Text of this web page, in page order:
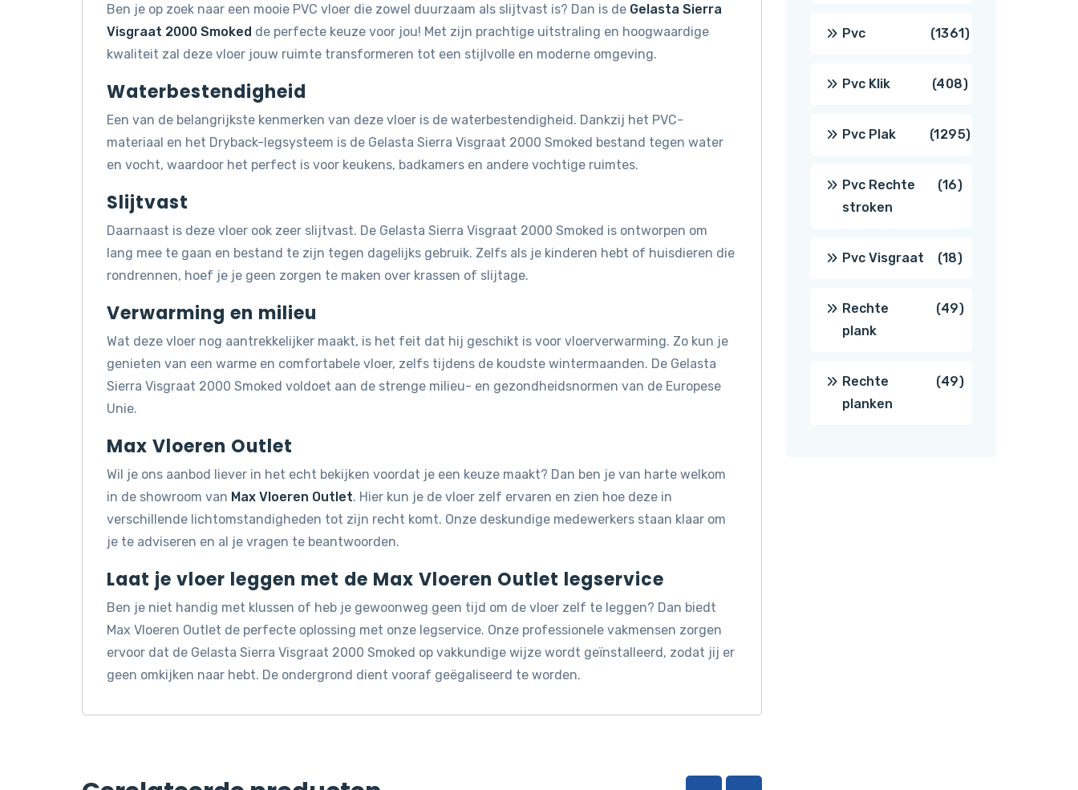
Ben je op zoek naar een mooie PVC vloer die zowel duurzaam als slijtvast is? Dan is de Gelasta Sierra
Visgraat 2000 Smoked de perfecte keuze voor jou! Met zijn prachtige uitstraling en hoogwaardige
kwaliteit zal deze vloer jouw ruimte transformeren tot een stijlvolle en moderne omgeving.
Waterbestendigheid
Een van de belangrijkste kenmerken van deze vloer is de waterbestendigheid. Dankzij het PVC-
materiaal en het Dryback-legsysteem is de Gelasta Sierra Visgraat 2000 Smoked bestand tegen water
en vocht, waardoor het perfect is voor keukens, badkamers en andere vochtige ruimtes.
Slijtvast
Daarnaast is deze vloer ook zeer slijtvast. De Gelasta Sierra Visgraat 2000 Smoked is ontworpen om
lang mee te gaan en bestand te zijn tegen dagelijks gebruik. Zelfs als je kinderen hebt of huisdieren die
rondrennen, hoef je je geen zorgen te maken over krassen of slijtage.
Verwarming en milieu
Wat deze vloer nog aantrekkelijker maakt, is het feit dat hij geschikt is voor vloerverwarming. Zo kun je
genieten van een warme en comfortabele vloer, zelfs tijdens de koudste wintermaanden. De Gelasta
Sierra Visgraat 2000 Smoked voldoet aan de strenge milieu- en gezondheidsnormen van de Europese
Unie.
Max Vloeren Outlet
Wil je ons aanbod liever in het echt bekijken voordat je een keuze maakt? Dan ben je van harte welkom
in de showroom van Max Vloeren Outlet. Hier kun je de vloer zelf ervaren en zien hoe deze in
verschillende lichtomstandigheden tot zijn recht komt. Onze deskundige medewerkers staan klaar om
je te adviseren en al je vragen te beantwoorden.
Laat je vloer leggen met de Max Vloeren Outlet legservice
Ben je niet handig met klussen of heb je gewoonweg geen tijd om de vloer zelf te leggen? Dan biedt
Max Vloeren Outlet de perfecte oplossing met onze legservice. Onze professionele vakmensen zorgen
ervoor dat de Gelasta Sierra Visgraat 2000 Smoked op vakkundige wijze wordt geïnstalleerd, zodat jij er
geen omkijken naar hebt. De ondergrond dient vooraf geëgaliseerd te worden.
producten
Pvc 13611361
producten
Pvc Klik 408408
producten
Pvc Plak 12951295
Pvc Rechte
stroken
1616
Pvc Visgraat 1818
producten
Rechte
plank
4949
Rechte
planken
4949